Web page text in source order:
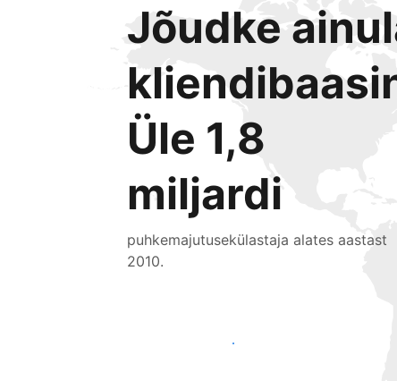
Jõudke
Üle 1,8
miljardi
puhkemajutusekülastaja alates aastast
2010.
Jõua juba täna uute külastajateni